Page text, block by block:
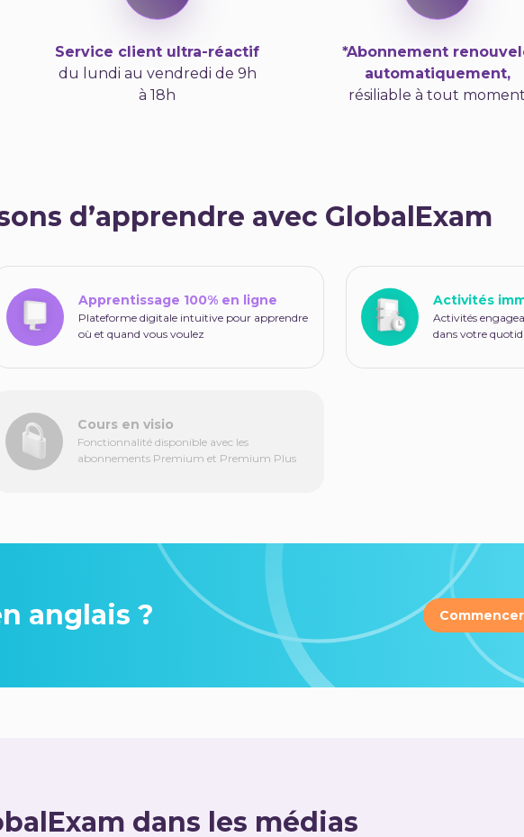
Service client ultra-réactif
du lundi au vendredi de 9h
à 18h
*Abonnement
automatiquement,
résiliable à tout moment
d’apprendre avec GlobalExam
Apprentissage 100% en ligne
Plateforme digitale intuitive pour apprendre
où et quand vous voulez
Activités
Activités
dans votre
Cours en visio
Fonctionnalité disponible avec les
abonnements Premium et Premium Plus
anglais ?
dans les médias